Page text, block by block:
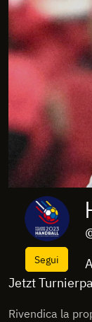
Segui
Jetzt
Rivendica la